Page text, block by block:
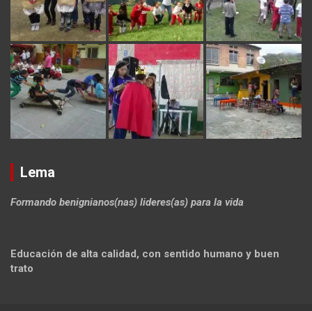
Lema
Formando benignianos(nas) lideres(as) para la vida
Educación de alta calidad, con sentido humano y buen
trato